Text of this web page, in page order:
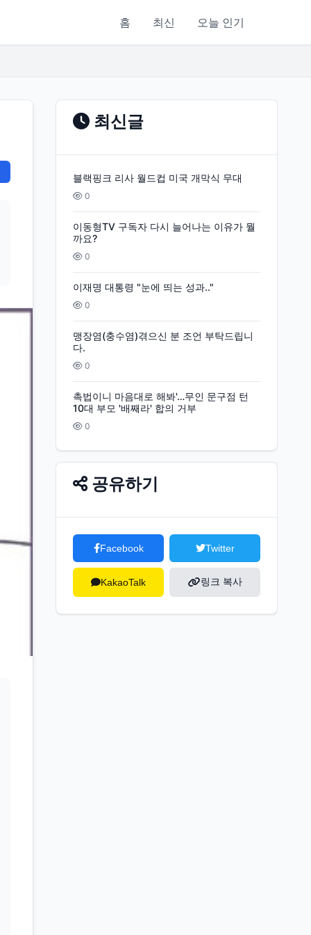
홈 최신 오늘 인기
최신글
블랙핑크 리사 월드컵 미국 개막식 무대
0
이동형TV 구독자 다시 늘어나는 이유가 뭘
까요?
0
이재명 대통령 "눈에 띄는 성과.."
0
맹장염(충수염)겪으신 분 조언 부탁드립니
다.
0
촉법이니 마음대로 해봐'…무인 문구점 턴
10대 부모 '배째라' 합의 거부
0
공유하기
Facebook Twitter
KakaoTalk 링크 복사